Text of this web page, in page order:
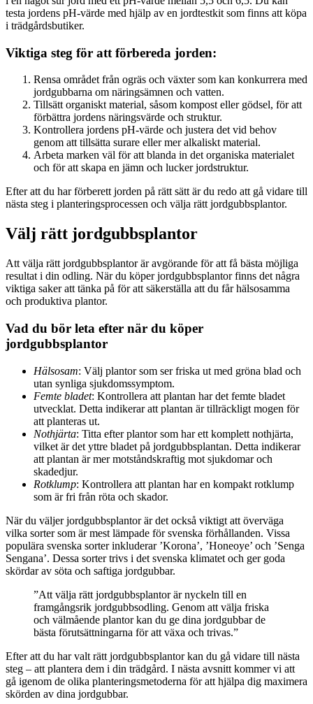
testa jordens pH-värde med hjälp av en jordtestkit som finns att köpa
i trädgårdsbutiker.
Viktiga steg för att förbereda jorden:
Rensa området från ogräs och växter som kan konkurrera med
jordgubbarna om näringsämnen och vatten.
Tillsätt organiskt material, såsom kompost eller gödsel, för att
förbättra jordens näringsvärde och struktur.
Kontrollera jordens pH-värde och justera det vid behov
genom att tillsätta surare eller mer alkaliskt material.
Arbeta marken väl för att blanda in det organiska materialet
och för att skapa en jämn och lucker jordstruktur.
Efter att du har förberett jorden på rätt sätt är du redo att gå vidare till
nästa steg i planteringsprocessen och välja rätt jordgubbsplantor.
Välj rätt jordgubbsplantor
Att välja rätt jordgubbsplantor är avgörande för att få bästa möjliga
resultat i din odling. När du köper jordgubbsplantor finns det några
viktiga saker att tänka på för att säkerställa att du får hälsosamma
och produktiva plantor.
Vad du bör leta efter när du köper
jordgubbsplantor
Hälsosam: Välj plantor som ser friska ut med gröna blad och
utan synliga sjukdomssymptom.
Femte bladet: Kontrollera att plantan har det femte bladet
utvecklat. Detta indikerar att plantan är tillräckligt mogen för
att planteras ut.
Nothjärta: Titta efter plantor som har ett komplett nothjärta,
vilket är det yttre bladet på jordgubbsplantan. Detta indikerar
att plantan är mer motståndskraftig mot sjukdomar och
skadedjur.
Rotklump: Kontrollera att plantan har en kompakt rotklump
som är fri från röta och skador.
När du väljer jordgubbsplantor är det också viktigt att överväga
vilka sorter som är mest lämpade för svenska förhållanden. Vissa
populära svenska sorter inkluderar ’Korona’, ’Honeoye’ och ’Senga
Sengana’. Dessa sorter trivs i det svenska klimatet och ger goda
skördar av söta och saftiga jordgubbar.
”Att välja rätt jordgubbsplantor är nyckeln till en
framgångsrik jordgubbsodling. Genom att välja friska
och välmående plantor kan du ge dina jordgubbar de
bästa förutsättningarna för att växa och trivas.”
Efter att du har valt rätt jordgubbsplantor kan du gå vidare till nästa
steg – att plantera dem i din trädgård. I nästa avsnitt kommer vi att
gå igenom de olika planteringsmetoderna för att hjälpa dig maximera
skörden av dina jordgubbar.